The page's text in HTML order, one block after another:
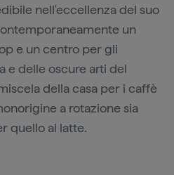
nell'eccellenza del suo
un
e un centro per gli
e delle oscure arti del
della casa per i caffè
a rotazione sia
quello al latte.